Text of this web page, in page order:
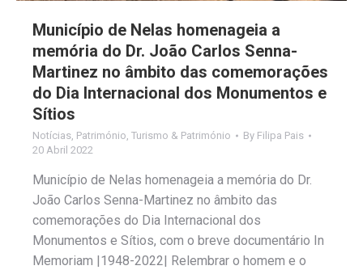
Município de Nelas homenageia a
memória do Dr. João Carlos Senna-
Martinez no âmbito das comemorações
do Dia Internacional dos Monumentos e
Sítios
Notícias, Património, Turismo & Património By Filipa Pais
20 Abril 2022
Município de Nelas homenageia a memória do Dr.
João Carlos Senna-Martinez no âmbito das
comemorações do Dia Internacional dos
Monumentos e Sítios, com o breve documentário In
Memoriam |1948-2022| Relembrar o homem e o